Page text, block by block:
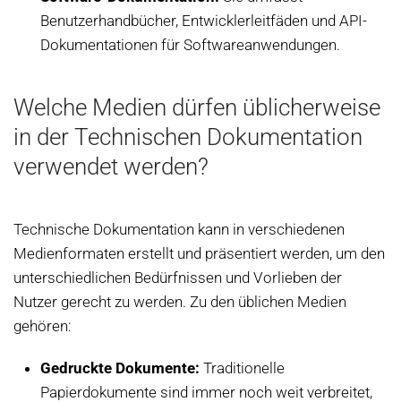
Benutzerhandbücher, Entwicklerleitfäden und API-
Dokumentationen für Softwareanwendungen.
Welche Medien dürfen üblicherweise
in der Technischen Dokumentation
verwendet werden?
Technische Dokumentation kann in verschiedenen
Medienformaten erstellt und präsentiert werden, um den
unterschiedlichen Bedürfnissen und Vorlieben der
Nutzer gerecht zu werden. Zu den üblichen Medien
gehören:
Gedruckte Dokumente: Traditionelle
Papierdokumente sind immer noch weit verbreitet,